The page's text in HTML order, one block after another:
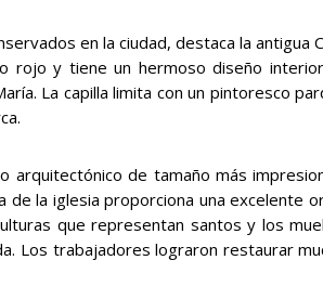
en la ciudad, destaca la antigua
rojo y tiene un hermoso diseño
La capilla limita con un pintoresco
arquitectónico de tamaño más
de la iglesia proporciona una excelente
que representan santos y los
Los trabajadores lograron restaurar